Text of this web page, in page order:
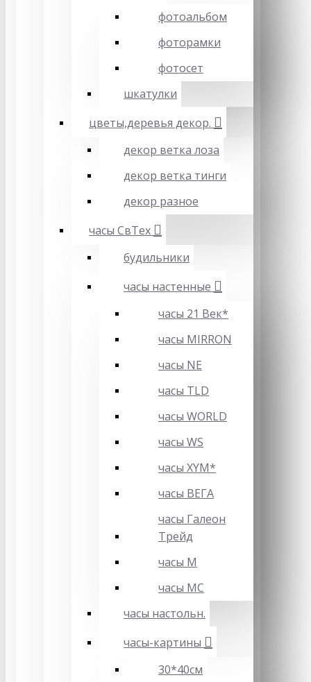
фотоальбом
фоторамки
фотосет
шкатулки
цветы,деревья декор.
декор ветка лоза
декор ветка тинги
декор разное
часы СвТех
будильники
часы настенные
часы 21 Век*
часы MIRRON
часы NE
часы TLD
часы WORLD
часы WS
часы XYM*
часы ВЕГА
часы Галеон
Трейд
часы М
часы МС
часы настольн.
часы-картины
30*40см